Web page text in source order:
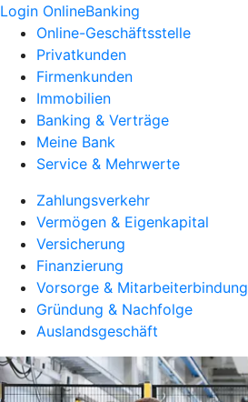
Login OnlineBanking
Online-Geschäftsstelle
Privatkunden
Firmenkunden
Immobilien
Banking & Verträge
Meine Bank
Service & Mehrwerte
Zahlungsverkehr
Vermögen & Eigenkapital
Versicherung
Finanzierung
Vorsorge & Mitarbeiterbindung
Gründung & Nachfolge
Auslandsgeschäft